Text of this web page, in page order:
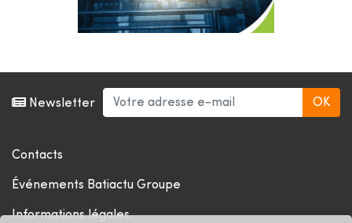
Newsletter
Contacts
Événements Batiactu Groupe
Informations légales